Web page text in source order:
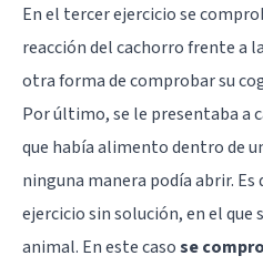
En el tercer ejercicio se
reacción del cachorro frente a
otra forma de comprobar su
Por último, se le presentaba a
que había alimento dentro de
ninguna manera podía abrir. Es
ejercicio sin solución, en el que
animal. En este casose